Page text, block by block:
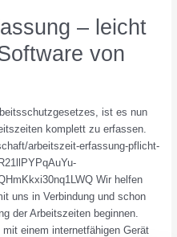
– leicht
von
ist es nun
komplett zu erfassen.
arbeitszeit-erfassung-pflicht-
Wir helfen
uns in Verbindung und schon
der Arbeitszeiten beginnen.
einem internetfähigen Gerät